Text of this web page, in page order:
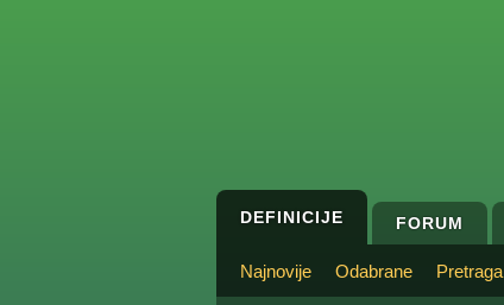
DEFINICIJE FORUM
Najnovije Odabrane Pretraga